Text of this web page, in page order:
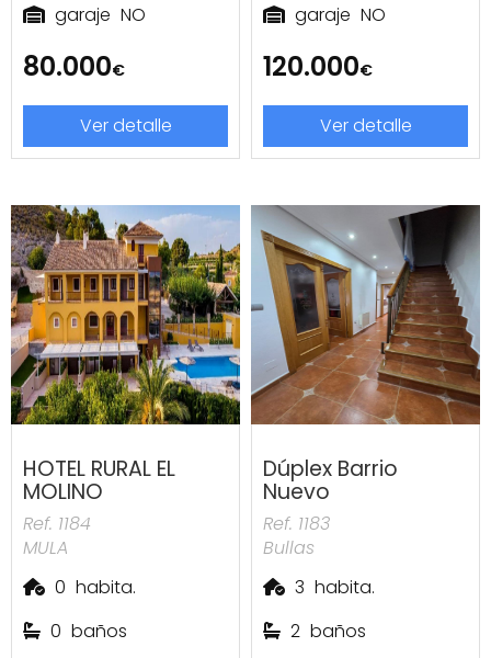
garaje NO
80.000€
Ver detalle
garaje NO
120.000€
Ver detalle
HOTEL RURAL EL
MOLINO
Ref. 1184
MULA
0 habita.
0 baños
Dúplex Barrio
Nuevo
Ref. 1183
Bullas
3 habita.
2 baños